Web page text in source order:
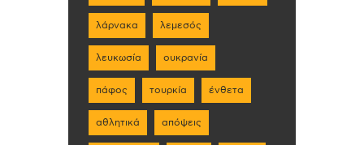
λάρνακα λεμεσός
λευκωσία ουκρανία
πάφος τουρκία ένθετα
αθλητικά απόψεις